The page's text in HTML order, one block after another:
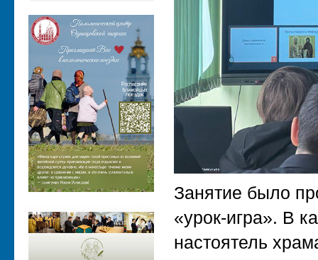
Занятие было
«урок-игра». В
настоятель